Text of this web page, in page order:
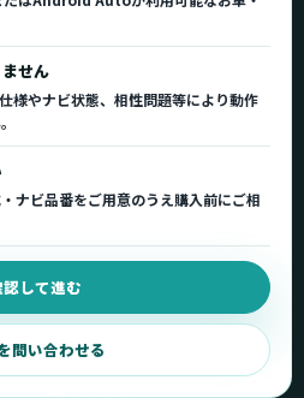
せん
様やナビ状態、相性問題等により動作
ナビ品番をご用意のうえ購入前にご相
して進む
問い合わせる
国内サポート窓口
Q&A・症状別サポート
起動不良復旧サービス